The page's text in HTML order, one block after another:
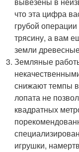
что эта цифра
грубой
трясину, а вам
земли
Земляные
снижают темпы в
лопата не
квадратных
игрушки,